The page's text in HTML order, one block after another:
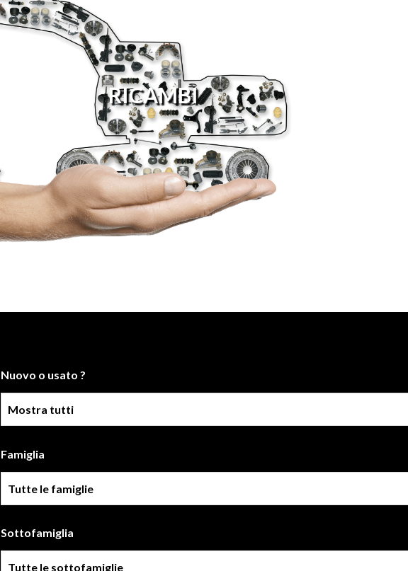
RICAMBI
Nuovo o usato ?
Famiglia
Sottofamiglia